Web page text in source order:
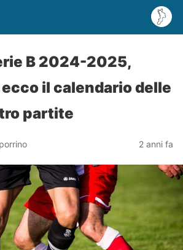
B 2024-2025,
il calendario delle
partite
2 anni fa